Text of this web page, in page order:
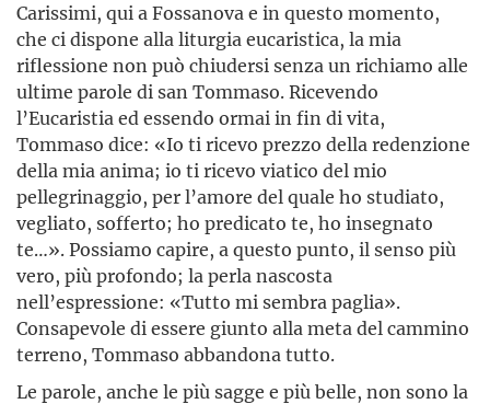
Carissimi, qui a Fossanova e in questo momento,
che ci dispone alla liturgia eucaristica, la mia
riflessione non può chiudersi senza un richiamo alle
ultime parole di san Tommaso. Ricevendo
l’Eucaristia ed essendo ormai in fin di vita,
Tommaso dice: «Io ti ricevo prezzo della redenzione
della mia anima; io ti ricevo viatico del mio
pellegrinaggio, per l’amore del quale ho studiato,
vegliato, sofferto; ho predicato te, ho insegnato
te…». Possiamo capire, a questo punto, il senso più
vero, più profondo; la perla nascosta
nell’espressione: «Tutto mi sembra paglia».
Consapevole di essere giunto alla meta del cammino
terreno, Tommaso abbandona tutto.
Le parole, anche le più sagge e più belle, non sono la